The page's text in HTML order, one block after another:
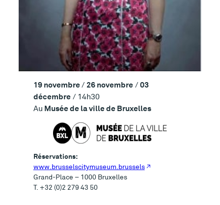
19 novembre/ 26 novembre/ 03
décembre/ 14h30
Au Musée de la ville de Bruxelles
Réservations:
www.brusselscitymuseum.brussels
Grand-Place – 1000 Bruxelles
T. +32 (0)2 279 43 50